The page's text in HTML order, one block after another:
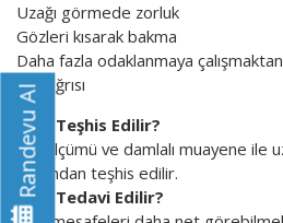
Uzağı görmede zorluk
Gözleri kısarak bakma
Daha fazla odaklanmaya
baş ağrısı
Nasıl Teşhis Edilir?
Göz ölçümü ve damlalı muayene ile
tarafından teşhis edilir.
Nasıl Tedavi Edilir?
Randevu Al